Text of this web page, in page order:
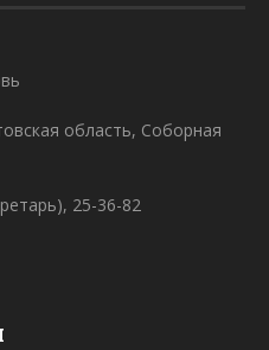
область, Соборная
25-36-82